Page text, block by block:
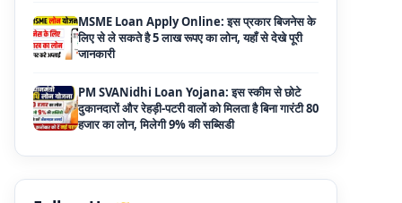
PM SVANidhi Loan Yojana: इस स्कीम से छोटे
दुकानदारों और रेहड़ी-पटरी वालों को मिलता है बिना गारंटी 80
Haryana Self Help Group Loan 2026: स्वयं
सहायता समूह महिलाओं को मिल रहा है ₹10 लाख तक का